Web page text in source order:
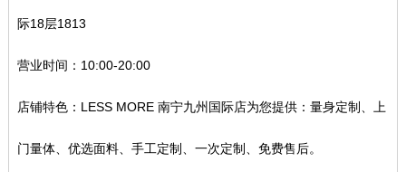
际18层1813
营业时间：10:00-20:00
店铺特色：LESS MORE 南宁九州国际店为您提供：量身定制、上
门量体、优选面料、手工定制、一次定制、免费售后。